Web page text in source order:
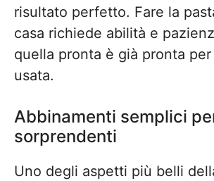
risultato perfetto. Fare la
casa richiede abilità e
quella pronta è già pronta per
usata.
Abbinamenti semplici
sorprendenti
Uno degli aspetti più belli